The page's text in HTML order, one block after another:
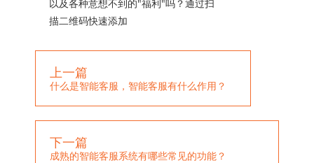
以及各种意想不到的"福利"吗？通过扫
描二维码快速添加
上一篇
什么是智能客服，智能客服有什么作用？
下一篇
成熟的智能客服系统有哪些常见的功能？